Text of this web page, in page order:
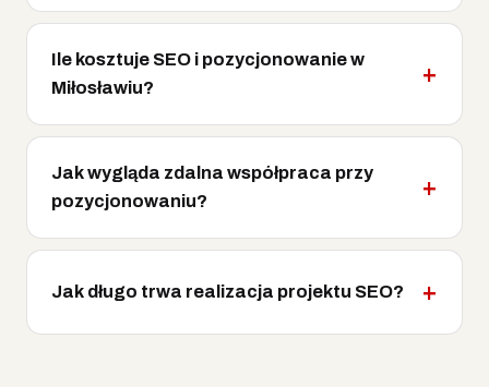
Ile kosztuje SEO i pozycjonowanie w
Miłosławiu?
Jak wygląda zdalna współpraca przy
pozycjonowaniu?
Jak długo trwa realizacja projektu SEO?